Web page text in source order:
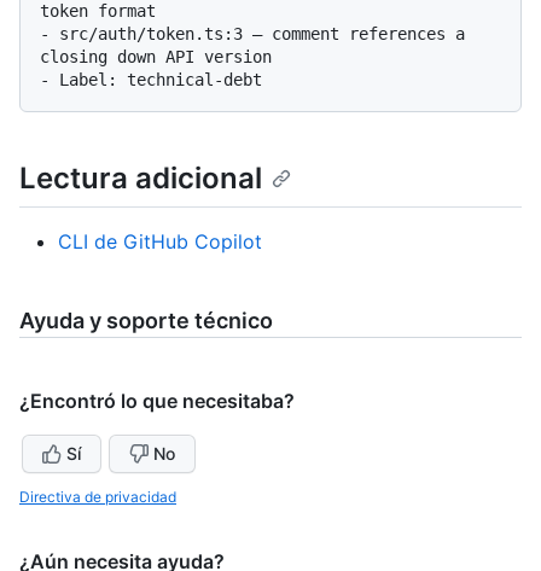
token format
- src/auth/token.ts:3 — comment references a
closing down API version
Lectura adicional
CLI de GitHub Copilot
Ayuda y soporte técnico
¿Encontró lo que necesitaba?
Sí No
Directiva de privacidad
¿Aún necesita ayuda?